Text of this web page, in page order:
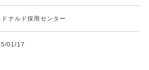
ドナルド採用センター
01/17